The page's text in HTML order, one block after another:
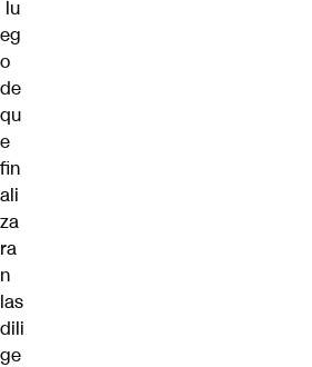
lu
eg
o
de
qu
e
fin
ali
za
ra
n
las
dili
ge